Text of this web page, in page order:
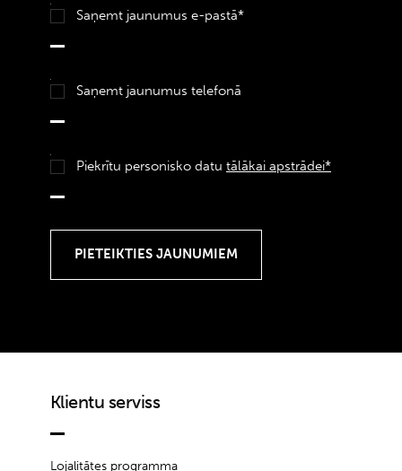
Saņemt jaunumus e-pastā*
Saņemt jaunumus telefonā
Piekrītu personisko datu tālākai apstrādei*
Klientu serviss
Lojalitātes programma